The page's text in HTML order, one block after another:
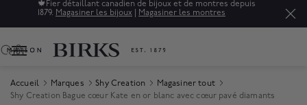
🍁 Fier détaillant canadien de bijoux et de montres depuis
1879. Magasiner les bijoux Magasiner les montres
0
Accueil Marques Shy Creation
Magasiner tout
Shy Creation Bague cœur Kate en or blanc avec cœur pavé diamants